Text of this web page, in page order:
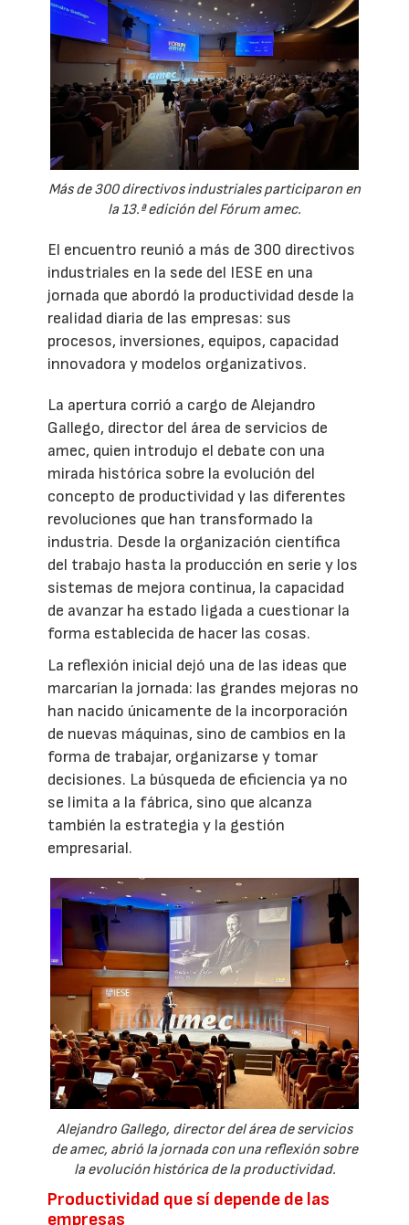
Más de 300 directivos industriales participaron en
la 13.ª edición del Fórum amec.
El encuentro reunió a más de 300 directivos
industriales en la sede del IESE en una
jornada que abordó la productividad desde la
realidad diaria de las empresas: sus
procesos, inversiones, equipos, capacidad
innovadora y modelos organizativos.
La apertura corrió a cargo de Alejandro
Gallego, director del área de servicios de
amec, quien introdujo el debate con una
mirada histórica sobre la evolución del
concepto de productividad y las diferentes
revoluciones que han transformado la
industria. Desde la organización científica
del trabajo hasta la producción en serie y los
sistemas de mejora continua, la capacidad
de avanzar ha estado ligada a cuestionar la
forma establecida de hacer las cosas.
La reflexión inicial dejó una de las ideas que
marcarían la jornada: las grandes mejoras no
han nacido únicamente de la incorporación
de nuevas máquinas, sino de cambios en la
forma de trabajar, organizarse y tomar
decisiones. La búsqueda de eficiencia ya no
se limita a la fábrica, sino que alcanza
también la estrategia y la gestión
empresarial.
Alejandro Gallego, director del área de servicios
de amec, abrió la jornada con una reflexión sobre
la evolución histórica de la productividad.
Productividad que sí depende de las
empresas